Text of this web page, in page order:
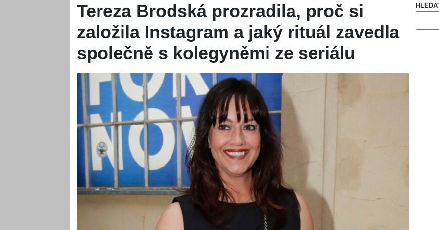
Tereza Brodská prozradila, proč si
založila Instagram a jaký rituál zavedla
společně s kolegyněmi ze seriálu